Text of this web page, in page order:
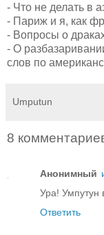
- Что не делать в
- Париж и я, как
- Вопросы о
- О
слов по
Umputun
8
Анонимный
Ура! Умпутун
Ответить